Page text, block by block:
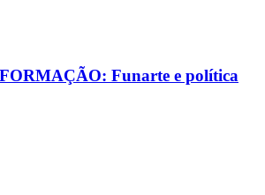
Funarte e política